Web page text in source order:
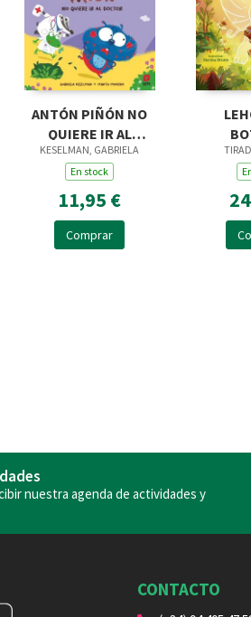
ANTÓN PIÑÓN NO
QUIERE IR AL
DOCTOR
KESELMAN, GABRIELA
En stock
11,95 €
Comprar
nuestra agenda de actividades y
CONTACTO